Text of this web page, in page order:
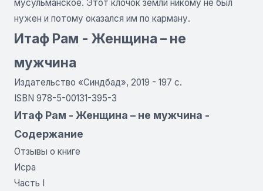
мусульманское. Этот клочок земли никому не был
нужен и потому оказался им по карману.
Итаф Рам - Женщина – не
мужчина
Издательство «Синдбад», 2019 - 197 с.
ISBN 978-5-00131-395-3
Итаф Рам - Женщина – не мужчина -
Содержание
Отзывы о книге
Исра
Часть I